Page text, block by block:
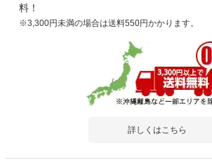
料！
※3,300円未満の場合は送料550円かかります。
詳しくはこちら